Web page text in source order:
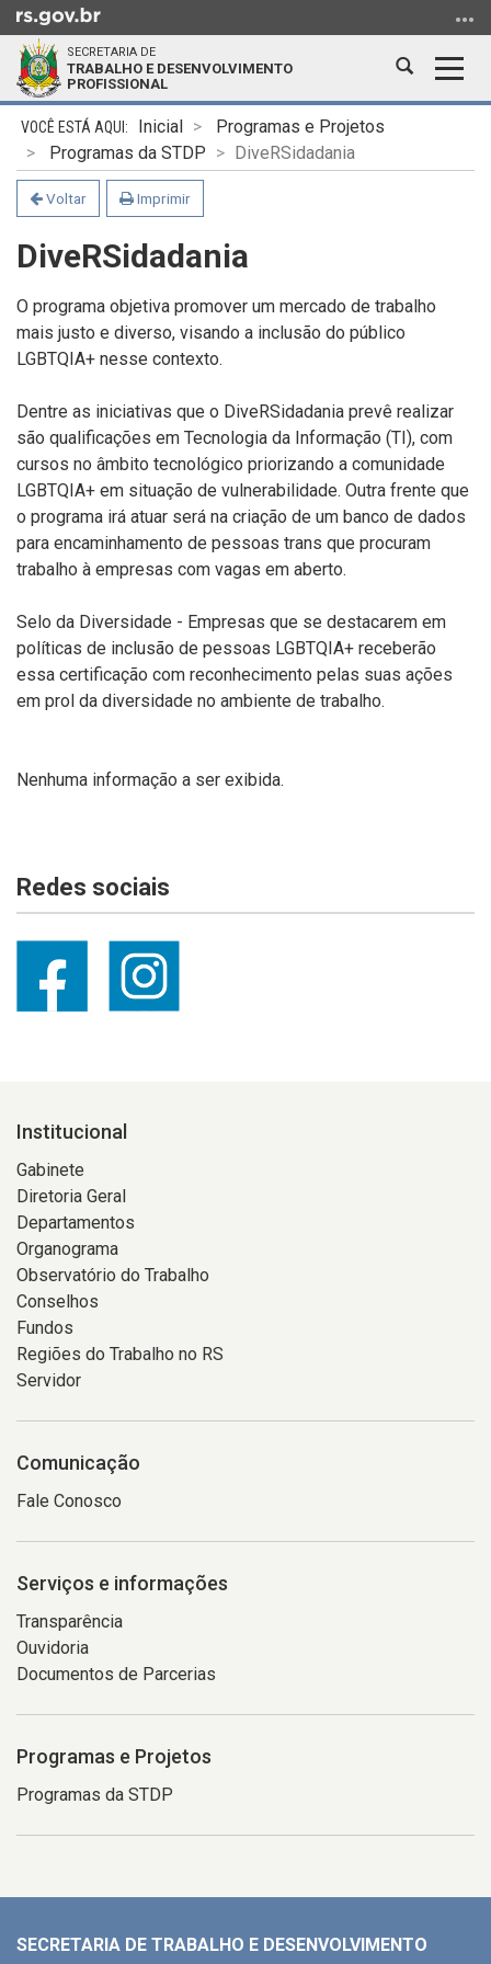
para
conteúdo
menu
para
busca
SECRETARIA DE
TRABALHO E DESENVOLVIMENTO
PROFISSIONAL
Abrir
Início
conteúdo
Inicial
Programas e Projetos
Programas da STDP
DiveRSidadania
Voltar Imprimir
DiveRSidadania
O programa objetiva promover um mercado de trabalho
mais justo e diverso, visando a inclusão do público
LGBTQIA+ nesse contexto.
Dentre as iniciativas que o DiveRSidadania prevê realizar
são qualificações em Tecnologia da Informação (TI), com
cursos no âmbito tecnológico priorizando a comunidade
LGBTQIA+ em situação de vulnerabilidade. Outra frente que
o programa irá atuar será na criação de um banco de dados
para encaminhamento de pessoas trans que procuram
trabalho à empresas com vagas em aberto.
Selo da Diversidade - Empresas que se destacarem em
políticas de inclusão de pessoas LGBTQIA+ receberão
essa certificação com reconhecimento pelas suas ações
em prol da diversidade no ambiente de trabalho.
Nenhuma informação a ser exibida.
Redes sociais
Institucional
Gabinete
Diretoria Geral
Departamentos
Organograma
Observatório do Trabalho
Conselhos
Fundos
Regiões do Trabalho no RS
Servidor
Comunicação
Fale Conosco
Serviços e informações
Transparência
Ouvidoria
Documentos de Parcerias
Programas e Projetos
Programas da STDP
SECRETARIA DE TRABALHO E DESENVOLVIMENTO